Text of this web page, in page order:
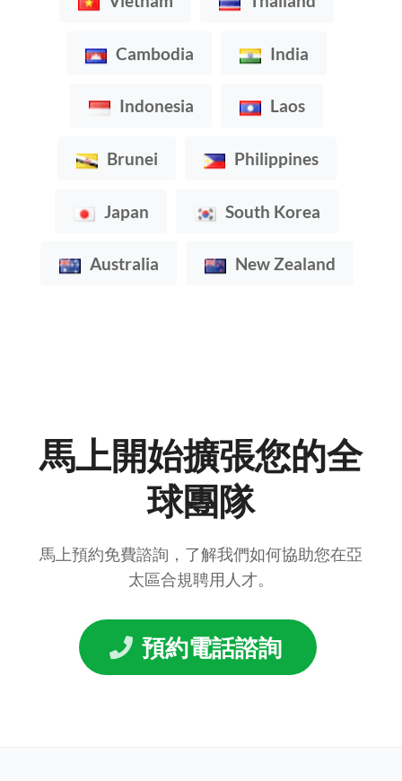
Cambodia India
Indonesia Laos
Brunei Philippines
Japan South Korea
Australia New Zealand
馬上開始擴張您的全
球團隊
馬上預約免費諮詢，了解我們如何協助您在亞
太區合規聘用人才。
預約電話諮詢